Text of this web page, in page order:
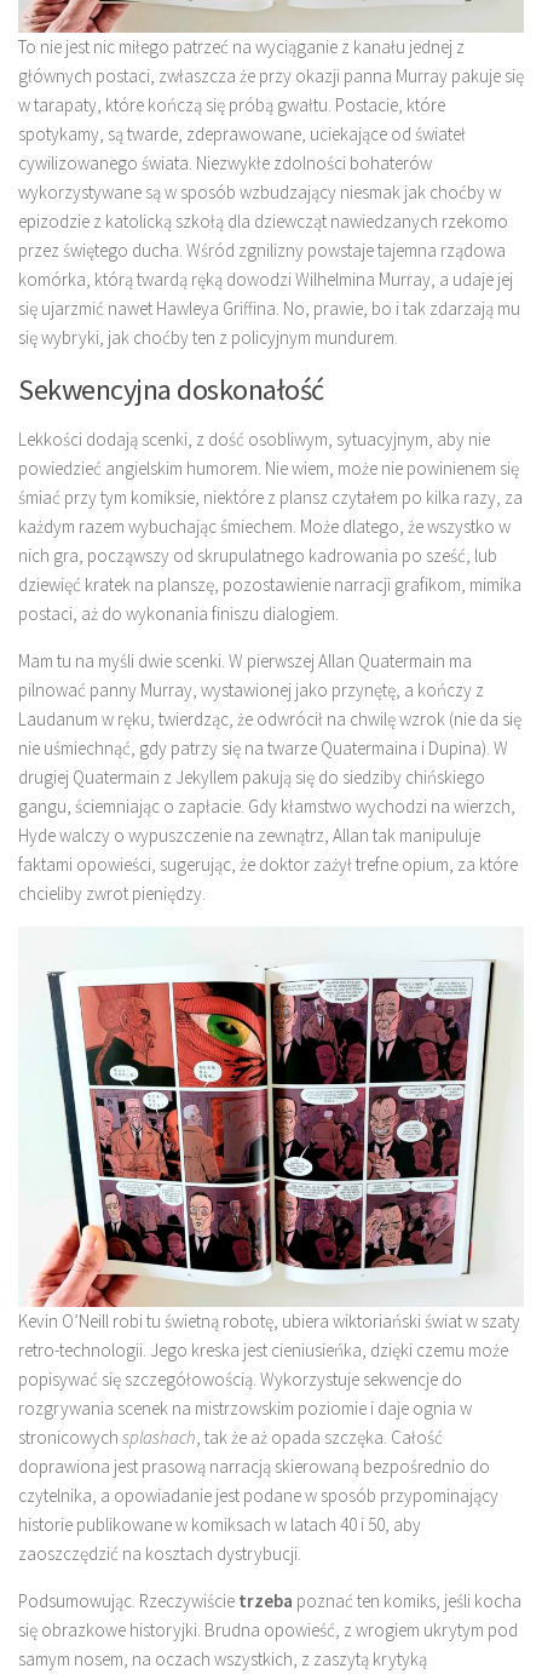
To nie jest nic miłego patrzeć na wyciąganie z kanału jednej z
głównych postaci, zwłaszcza że przy okazji panna Murray pakuje się
w tarapaty, które kończą się próbą gwałtu. Postacie, które
spotykamy, są twarde, zdeprawowane, uciekające od świateł
cywilizowanego świata. Niezwykłe zdolności bohaterów
wykorzystywane są w sposób wzbudzający niesmak jak choćby w
epizodzie z katolicką szkołą dla dziewcząt nawiedzanych rzekomo
przez świętego ducha. Wśród zgnilizny powstaje tajemna rządowa
komórka, którą twardą ręką dowodzi Wilhelmina Murray, a udaje jej
się ujarzmić nawet Hawleya Griffina. No, prawie, bo i tak zdarzają mu
się wybryki, jak choćby ten z policyjnym mundurem.
Sekwencyjna doskonałość
Lekkości dodają scenki, z dość osobliwym, sytuacyjnym, aby nie
powiedzieć angielskim humorem. Nie wiem, może nie powinienem się
śmiać przy tym komiksie, niektóre z plansz czytałem po kilka razy, za
każdym razem wybuchając śmiechem. Może dlatego, że wszystko w
nich gra, począwszy od skrupulatnego kadrowania po sześć, lub
dziewięć kratek na planszę, pozostawienie narracji grafikom, mimika
postaci, aż do wykonania finiszu dialogiem.
Mam tu na myśli dwie scenki. W pierwszej Allan Quatermain ma
pilnować panny Murray, wystawionej jako przynętę, a kończy z
Laudanum w ręku, twierdząc, że odwrócił na chwilę wzrok (nie da się
nie uśmiechnąć, gdy patrzy się na twarze Quatermaina i Dupina). W
drugiej Quatermain z Jekyllem pakują się do siedziby chińskiego
gangu, ściemniając o zapłacie. Gdy kłamstwo wychodzi na wierzch,
Hyde walczy o wypuszczenie na zewnątrz, Allan tak manipuluje
faktami opowieści, sugerując, że doktor zażył trefne opium, za które
chcieliby zwrot pieniędzy.
Kevin O’Neill robi tu świetną robotę, ubiera wiktoriański świat w szaty
retro-technologii. Jego kreska jest cieniusieńka, dzięki czemu może
popisywać się szczegółowością. Wykorzystuje sekwencje do
rozgrywania scenek na mistrzowskim poziomie i daje ognia w
stronicowych splashach , tak że aż opada szczęka. Całość
doprawiona jest prasową narracją skierowaną bezpośrednio do
czytelnika, a opowiadanie jest podane w sposób przypominający
historie publikowane w komiksach w latach 40 i 50, aby
zaoszczędzić na kosztach dystrybucji.
Podsumowując. Rzeczywiście trzeba poznać ten komiks, jeśli kocha
się obrazkowe historyjki. Brudna opowieść, z wrogiem ukrytym pod
samym nosem, na oczach wszystkich, z zaszytą krytyką